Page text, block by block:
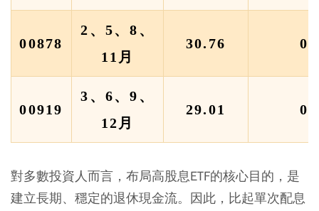
00878
2、5、8、
11月
30.76
00919
3、6、9、
12月
29.01
對多數投資人而言，布局高股息ETF的核心目的，是
建立長期、穩定的退休現金流。因此，比起單次配息